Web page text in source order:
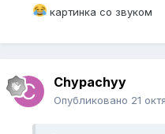
картинка со звуком
Chypachyy
Опубликовано 21